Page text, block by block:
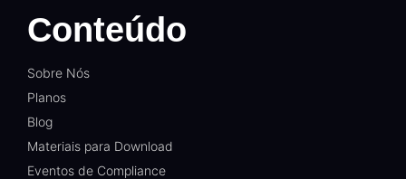
Conteúdo
Sobre Nós
Planos
Blog
Materiais para Download
Eventos de Compliance